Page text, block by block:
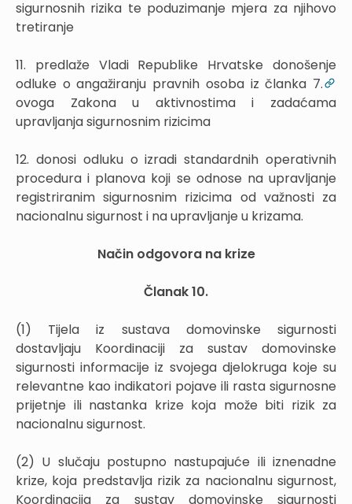
sigurnosnih rizika te poduzimanje mjera za njihovo
tretiranje
11. predlaže Vladi Republike Hrvatske donošenje
odluke o angažiranju pravnih osoba iz članka 7.
ovoga Zakona u aktivnostima i zadaćama
upravljanja sigurnosnim rizicima
12. donosi odluku o izradi standardnih operativnih
procedura i planova koji se odnose na upravljanje
registriranim sigurnosnim rizicima od važnosti za
nacionalnu sigurnost i na upravljanje u krizama.
Način odgovora na krize
Članak 10.
(1) Tijela iz sustava domovinske sigurnosti
dostavljaju Koordinaciji za sustav domovinske
sigurnosti informacije iz svojega djelokruga koje su
relevantne kao indikatori pojave ili rasta sigurnosne
prijetnje ili nastanka krize koja može biti rizik za
nacionalnu sigurnost.
(2) U slučaju postupno nastupajuće ili iznenadne
krize, koja predstavlja rizik za nacionalnu sigurnost,
Koordinacija za sustav domovinske sigurnosti